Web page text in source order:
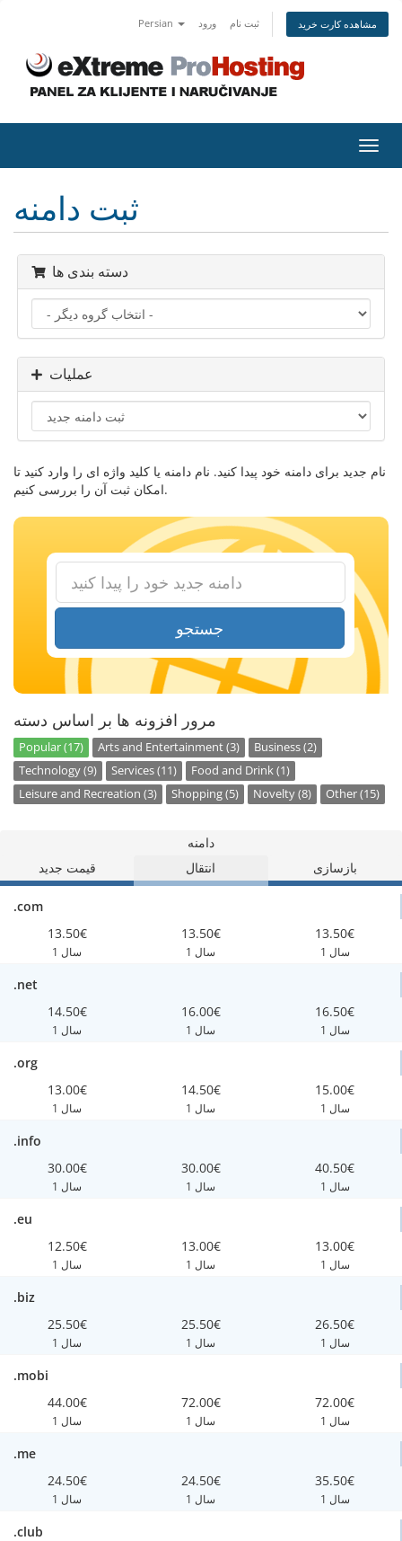
Persian ورود ثبت نام مشاهده کارت خرید
تغییر
ثبت دامنه
دسته بندی ها
عملیات
نام جدید برای دامنه خود پیدا کنید. نام دامنه یا کلید واژه ای را وارد کنید تا
امکان ثبت آن را بررسی کنیم.
جستجو
مرور افزونه ها بر اساس دسته
Popular (17) Arts and Entertainment (3)
Business (2)
Technology (9)
Services (11)
Food and Drink (1)
Leisure and Recreation (3)
Shopping (5) Novelty (8) Other (15)
دامنه
قیمت جدید
انتقال بازسازی
.com
13.50€
1 سال
13.50€
1 سال
13.50€
1 سال
.net
14.50€
1 سال
16.00€
1 سال
16.50€
1 سال
.org
13.00€
1 سال
14.50€
1 سال
15.00€
1 سال
.info
30.00€
1 سال
30.00€
1 سال
40.50€
1 سال
.eu
12.50€
1 سال
13.00€
1 سال
13.00€
1 سال
.biz
25.50€
1 سال
25.50€
1 سال
26.50€
1 سال
.mobi
44.00€
1 سال
72.00€
1 سال
72.00€
1 سال
.me
24.50€
1 سال
24.50€
1 سال
35.50€
1 سال
.club